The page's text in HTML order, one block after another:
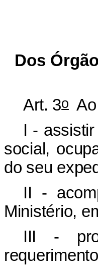
Dos
Art. 3oAo
I -
social,
do seu
II -
Ministério,
III -